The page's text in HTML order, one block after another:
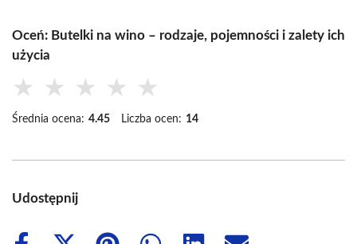
Oceń: Butelki na wino – rodzaje, pojemności i zalety ich
użycia
★ ★ ★ ★ ★
Średnia ocena: 4.45 Liczba ocen: 14
Udostępnij